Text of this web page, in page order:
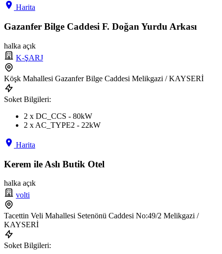
Harita
Gazanfer Bilge Caddesi F. Doğan Yurdu Arkası
halka açık
K-ŞARJ
Köşk Mahallesi Gazanfer Bilge Caddesi Melikgazi / KAYSERİ
Soket Bilgileri:
2 x DC_CCS - 80kW
2 x AC_TYPE2 - 22kW
Harita
Kerem ile Aslı Butik Otel
halka açık
volti
Tacettin Veli Mahallesi Setenönü Caddesi No:49/2 Melikgazi /
KAYSERİ
Soket Bilgileri: